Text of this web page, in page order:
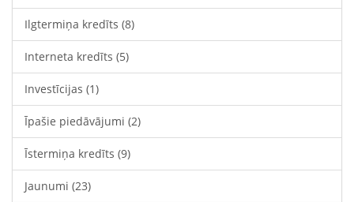
Ilgtermiņa kredīts (8)
Interneta kredīts (5)
Investīcijas (1)
Īpašie piedāvājumi (2)
Īstermiņa kredīts (9)
Jaunumi (23)